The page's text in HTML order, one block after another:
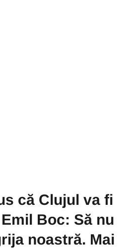
că Clujul va fi
Boc: Să nu
noastră. Mai